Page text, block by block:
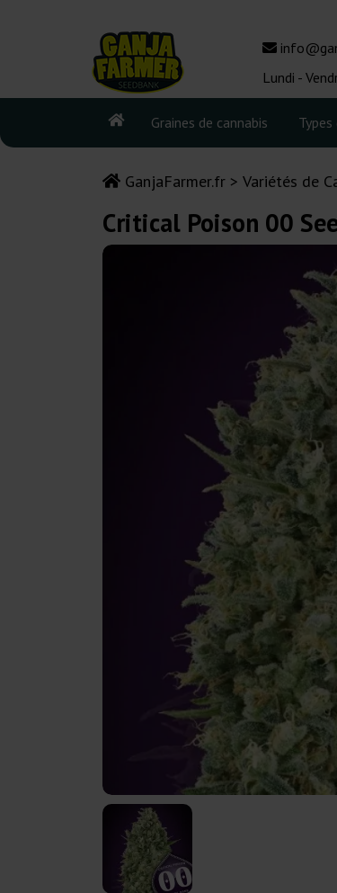
Lundi -
Graines de cannabis Types
GanjaFarmer.fr Variétés de
Critical Poison 00